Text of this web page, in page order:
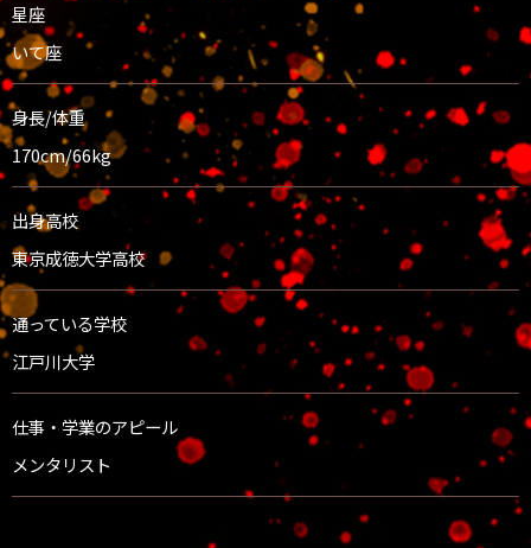
星座
いて座
身長/体重
170cm/66kg
出身高校
東京成徳大学高校
通っている学校
江戸川大学
仕事・学業のアピール
メンタリスト